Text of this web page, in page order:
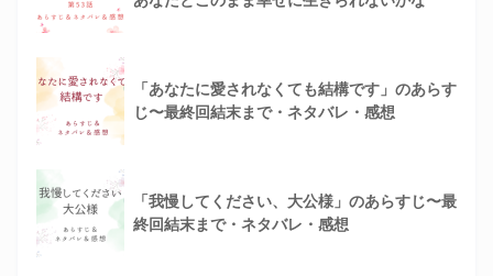
「あなたに愛されなくても結構です」のあらす
じ〜最終回結末まで・ネタバレ・感想
「我慢してください、大公様」のあらすじ〜最
終回結末まで・ネタバレ・感想